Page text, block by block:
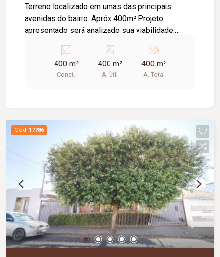
Terreno localizado em umas das principais
avenidas do bairro. Apróx 400m² Projeto
apresentado será analizado sua viabilidade.
Mota Batista
400 m²
Const.
400 m²
A. Útil
400 m²
A. Total
Cód. 17786